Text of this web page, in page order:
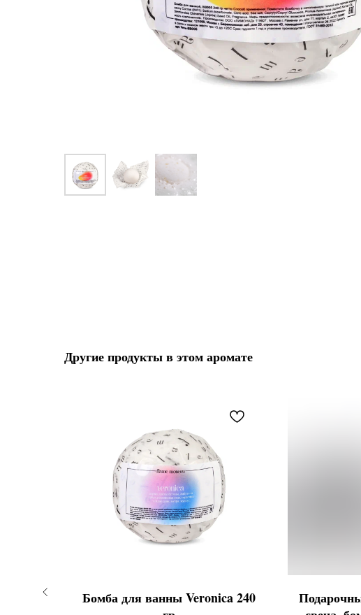
Другие продукты в этом аромате
240 гр
Бомба для ванны Veronica 240